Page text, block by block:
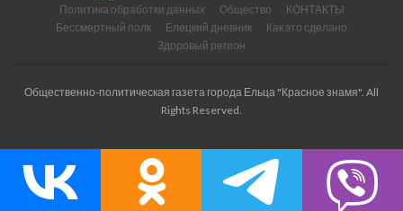
Политика обработки данных
Общество
КОНТАКТЫ
Бессмертный полк
Елецкий дневник
Как это сделано
Здоровый регион
Общественно-политическая газета города Ельца "Красное знамя". All
Rights Reserved.